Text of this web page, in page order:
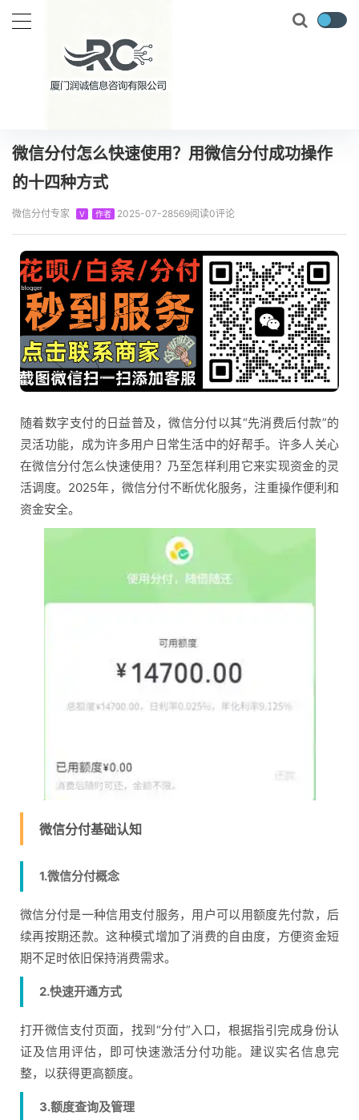
当前位置： 首页 知识百科
微信分付怎么快速使用？用微信分付成功操作
的十四种方式
微信分付专家 V 作者 2025-07-28569阅读0评论
随着数字支付的日益普及，微信分付以其“先消费后付款”的
灵活功能，成为许多用户日常生活中的好帮手。许多人关心
在微信分付怎么快速使用？乃至怎样利用它来实现资金的灵
活调度。2025年，微信分付不断优化服务，注重操作便利和
资金安全。
微信分付基础认知
1.微信分付概念
微信分付是一种信用支付服务，用户可以用额度先付款，后
续再按期还款。这种模式增加了消费的自由度，方便资金短
期不足时依旧保持消费需求。
2.快速开通方式
打开微信支付页面，找到“分付”入口，根据指引完成身份认
证及信用评估，即可快速激活分付功能。建议实名信息完
整，以获得更高额度。
3.额度查询及管理